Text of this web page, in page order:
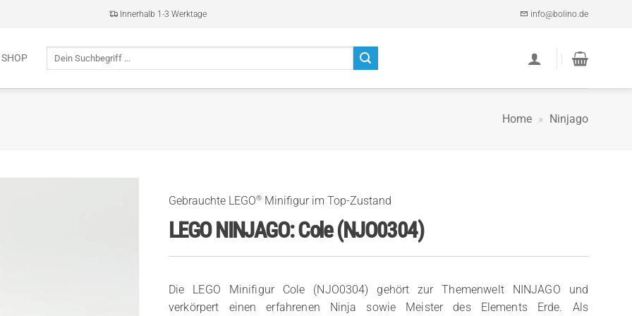
Innerhalb 1-3 Werktage info@bolino.de
Suche
Home » Ninjago
Gebrauchte LEGO® Minifigur im Top-Zustand
LEGO NINJAGO: Cole (NJO0304)
Die LEGO Minifigur Cole (NJO0304) gehört zur Themenwelt NINJAGO und
verkörpert einen erfahrenen Ninja sowie Meister des Elements Erde. Als